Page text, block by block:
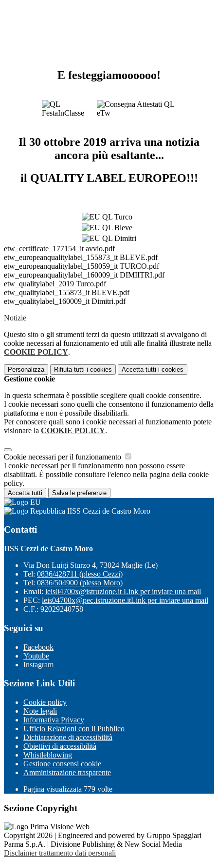
E festeggiamoooooo!
Il 30 ottobre 2019 arriva una notizia
ancora più esaltante...
il QUALITY LABEL EUROPEO!!!
etw_certificate_177154_it avvio.pdf
etw_europeanqualitylabel_155873_it BLEVE.pdf
etw_europeanqualitylabel_158059_it TURCO.pdf
etw_europeanqualitylabel_160009_it DIMIITRI.pdf
etw_qualitylabel_2019 Turco.pdf
etw_qualitylabel_155873_it BLEVE.pdf
etw_qualitylabel_160009_it Dimitri.pdf
Notizie
Questo sito o gli strumenti terzi da questo utilizzati si avvalgono di
cookie necessari al funzionamento ed utili alle finalità illustrate nella
COOKIE POLICY.
Personalizza Rifiuta tutti i cookies Accetta tutti i cookies
Gestione cookie
In questa schermata è possibile scegliere quali cookie consentire.
I cookie necessari sono quelli che consentono il funzionamento della
piattaforma e non è possibile disabilitarli.
Per conoscere quali sono i cookie necessari al funzionamento potete
visionare la COOKIE POLICY.
Cookie necessari per il funzionamento
I cookie necessari per il funzionamento non possono essere
disabilitati. È possibile consultare l'elenco nella pagina della cookie
policy.
Accetta tutti Salva le preferenze
IISS Cezzi de Castro Moro
Contatti
IISS Cezzi de Castro Moro
Via Don Luigi Sturzo 4, 73024 Maglie (Le)
Tel: 0836/428711 (plesso Cezzi)
Tel: 0836/504900 (plesso Moro)
Email: leis04700x@istruzione.it Link per inviare una mail
PEC: leis04700x@pec.istruzione.itLink per inviare una mail
C.F.: 92029240758
Seguici su
Facebook
Youtube
Instagram
Sezione Link Utili
Cookie policy
Note legali
Informativa Privacy
Ufficio Relazioni con il Pubblico
Dichiarazione di accessibilità
Obiettivi di accessibilità
Whistleblowing
Gestione consensi cookie
Amministrazione trasparente
Pagina visualizzata 779 volte
Sezione Copyright
Copyright 2026 | Engineered and powered by Gruppo Spaggiari
Parma S.p.A. | Divisione Publishing & New Social Media
Disclaimer trattamento dati personali